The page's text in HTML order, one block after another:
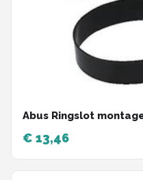
Abus Ringslot
€ 13,46